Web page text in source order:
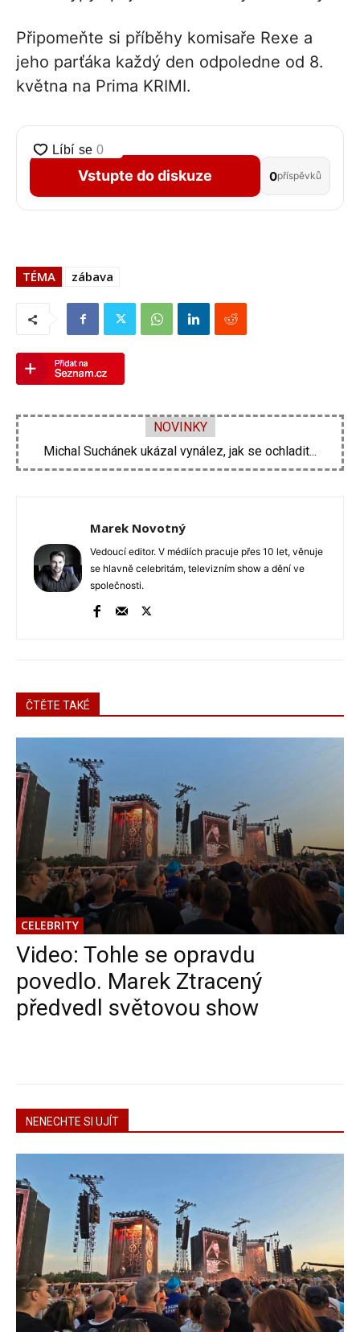
Připomeňte si příběhy komisaře Rexe a
jeho parťáka každý den odpoledne od 8.
května na Prima KRIMI.
Vstupte do diskuze 0příspěvků
TÉMA zábava
NOVINKY
Michal Suchánek ukázal vynález, jak se ochladit...
Velká proměna Pavla Šporcla za pouhé tři...
Marek Novotný
Vedoucí editor. V médiích pracuje přes 10 let, věnuje
se hlavně celebritám, televizním show a dění ve
společnosti.
ČTĚTE TAKÉ
CELEBRITY
Video: Tohle se opravdu
povedlo. Marek Ztracený
předvedl světovou show
NENECHTE SI UJÍT